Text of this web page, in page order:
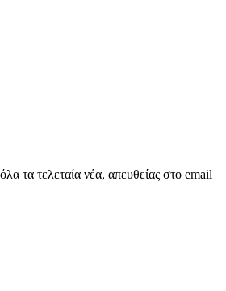
τα τελεταία νέα, απευθείας στο email